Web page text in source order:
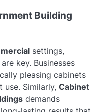
Building
settings,
key. Businesses
pleasing cabinets
use. Similarly, Cabinet
demands